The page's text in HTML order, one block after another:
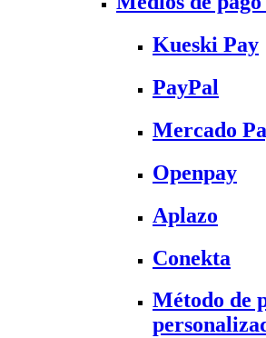
Kueski Pay
PayPal
Mercado
Openpay
Aplazo
Conekta
Método de